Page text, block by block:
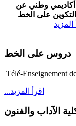
وطني عن
على الخط
المزيد
دروس على الخط
Télé-Enseignement
...اقرأ المزيد
الآداب والفنون